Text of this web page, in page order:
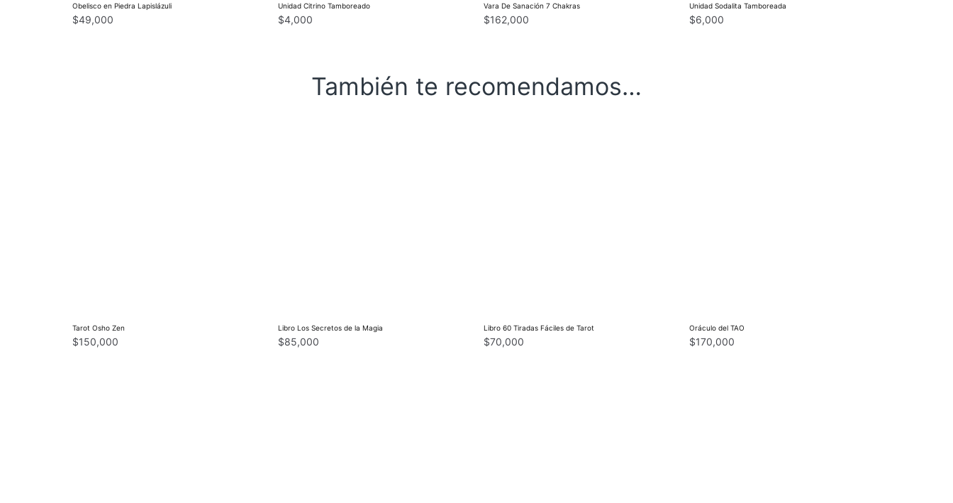
Obelisco en Piedra Lapislázuli
$49,000
Unidad Citrino Tamboreado
$4,000
Vara De Sanación 7 Chakras
$162,000
Unidad Sodalita Tamboreada
$6,000
También te recomendamos…
Tarot Osho Zen
$150,000
Libro Los Secretos de la Magia
$85,000
Libro 60 Tiradas Fáciles de Tarot
$70,000
Oráculo del TAO
$170,000